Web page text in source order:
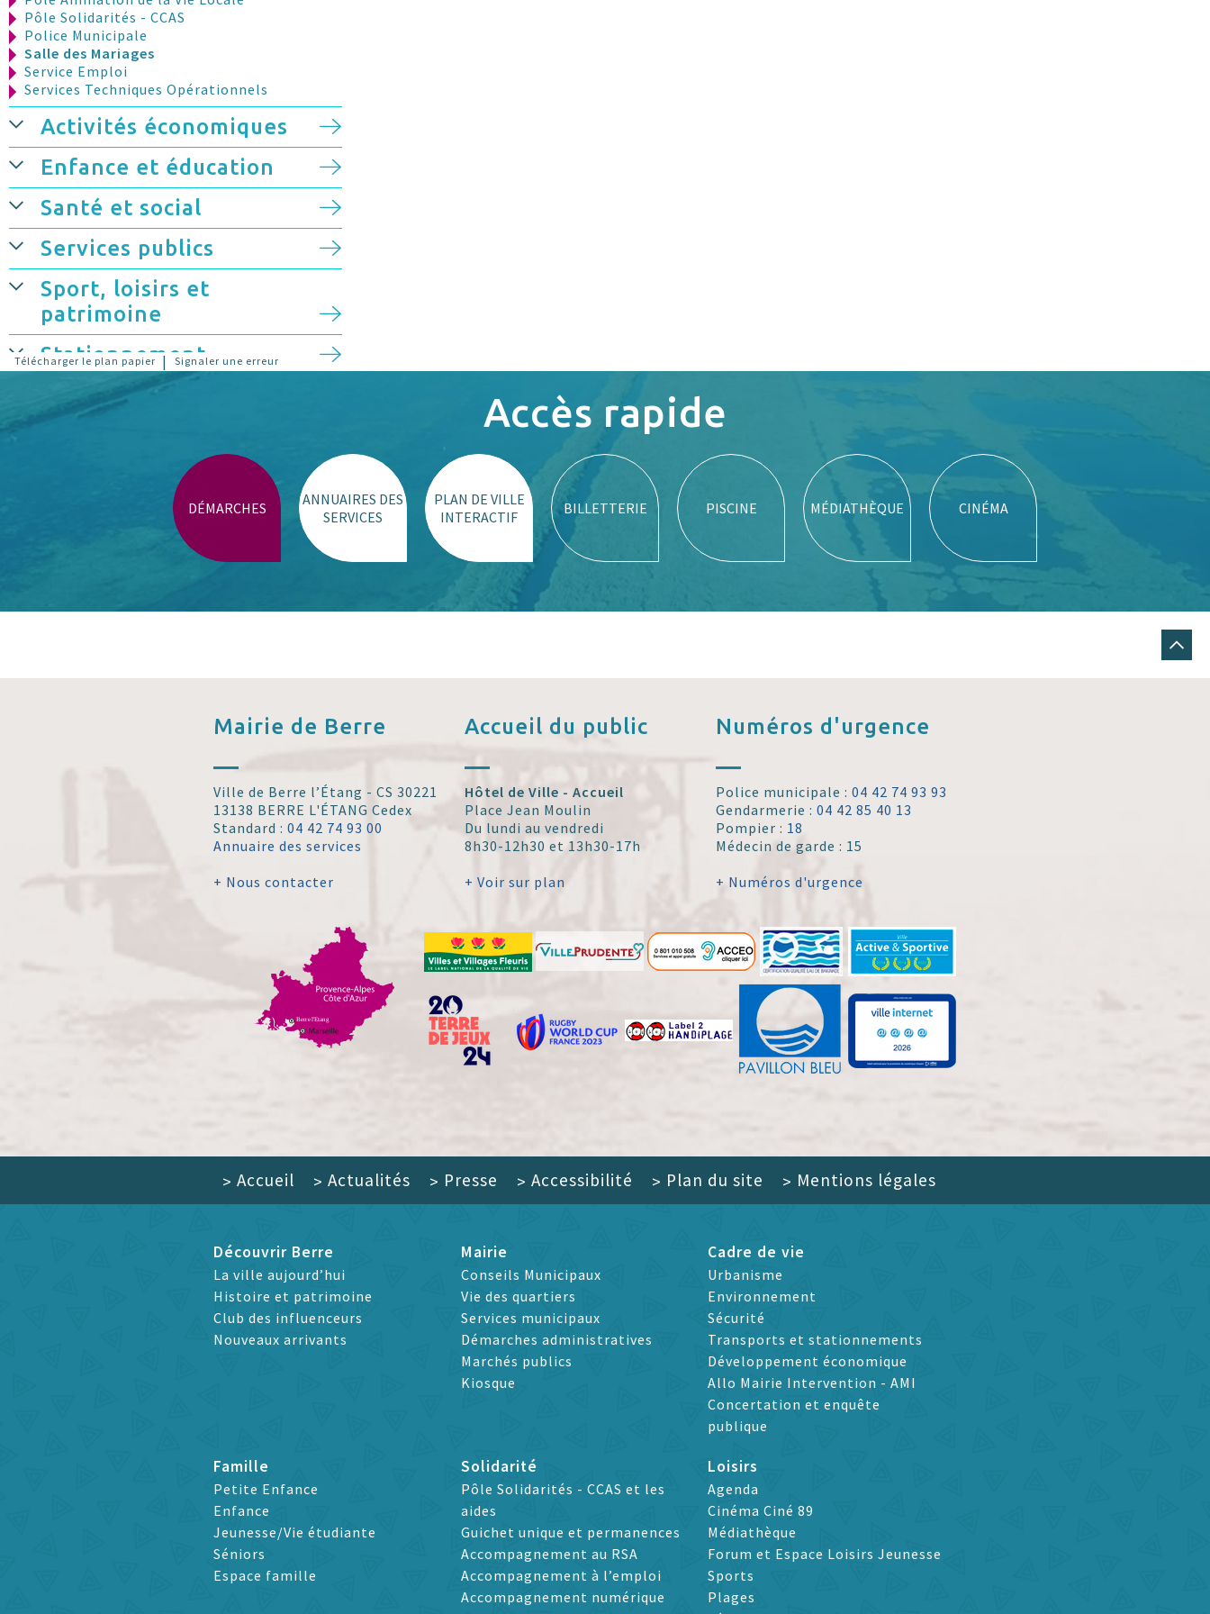
Pôle Solidarités - CCAS
Police Municipale
Salle des Mariages
Service Emploi
Services Techniques Opérationnels
Activités économiques
Enfance et éducation
Santé et social
Services publics
Sport, loisirs et
patrimoine
Stationnement
Trouver un lieu
Télécharger le plan papier | Signaler une erreur
Accès rapide
DÉMARCHES
ANNUAIRES DES
SERVICES
PLAN DE VILLE
INTERACTIF
BILLETTERIE PISCINE MÉDIATHÈQUE CINÉMA
Mairie de Berre
Ville de Berre l’Étang - CS 30221
13138 BERRE L'ÉTANG Cedex
Standard :04 42 74 93 00
Annuaire des services
+ Nous contacter
Accueil du public
Hôtel de Ville - Accueil
Place Jean Moulin
Du lundi au vendredi
8h30-12h30 et 13h30-17h
+ Voir sur plan
Numéros d'urgence
Police municipale :04 42 74 93 93
Gendarmerie :04 42 85 40 13
Pompier : 18
Médecin de garde : 15
+ Numéros d'urgence
> Accueil > Actualités > Presse > Accessibilité > Plan du site > Mentions légales
Découvrir Berre
La ville aujourd’hui
Histoire et patrimoine
Club des influenceurs
Nouveaux arrivants
Mairie
Conseils Municipaux
Vie des quartiers
Services municipaux
Démarches administratives
Marchés publics
Kiosque
Cadre de vie
Urbanisme
Environnement
Sécurité
Transports et stationnements
Développement économique
Allo Mairie Intervention - AMI
Concertation et enquête
publique
Famille
Petite Enfance
Enfance
Jeunesse/Vie étudiante
Séniors
Espace famille
Solidarité
Pôle Solidarités - CCAS et les
aides
Guichet unique et permanences
Accompagnement au RSA
Accompagnement à l’emploi
Accompagnement numérique
Loisirs
Agenda
Cinéma Ciné 89
Médiathèque
Forum et Espace Loisirs Jeunesse
Sports
Plages